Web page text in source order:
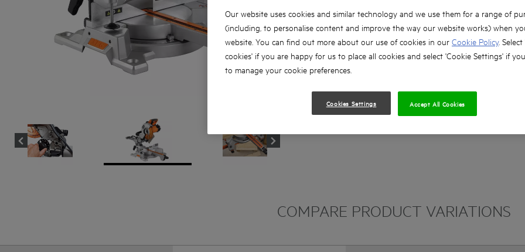
Il motore da 2000 watt garantisce tutta la
applicazioni di taglio più gravose
Fornita con lama 48 denti da 254 mm,
raccogli polvere per secchio
Capacità di taglio massima: 90 x 305 mm
Luce per illuminare l'area di taglio, anche in
COMPARE PRODUCT VARIATIONS
Our website uses cookies and similar technology and we use them for a range of
(including, to personalise content and improve the way our website works) when
website. You can find out more about our use of cookies in our Cookie Policy.
cookies' if you are happy for us to place all cookies and select 'Cookie Settings' if
to manage your cookie preferences.
Cookies Settings Accept All Cookies